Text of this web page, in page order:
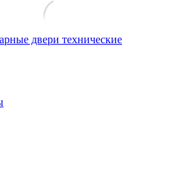
двери технические